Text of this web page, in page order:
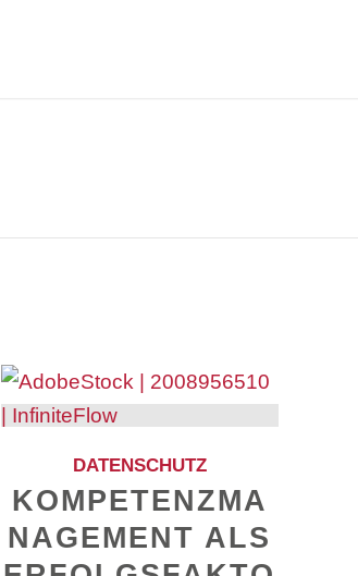
DATENSCHUTZ
KOMPETENZMA
NAGEMENT ALS